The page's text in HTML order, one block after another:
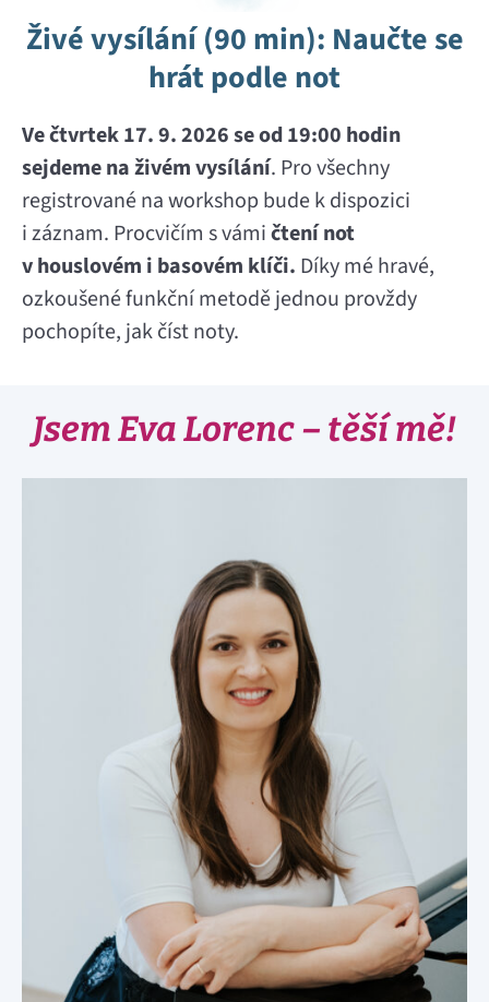
Živé vysílání (90 min): Naučte se
hrát podle not
Ve čtvrtek 17. 9. 2026 se od 19:00 hodin
sejdeme na živém vysílání. Pro všechny
registrované na workshop bude k dispozici
i záznam. Procvičím s vámičtení not
v houslovém i basovém klíči. Díky mé hravé,
ozkoušené funkční metodě jednou provždy
pochopíte, jak číst noty.
Jsem Eva Lorenc – těší mě!